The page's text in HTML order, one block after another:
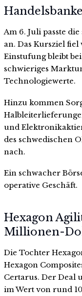
Am 6. Juli passte
an. Das Kursziel fiel
Einstufung bleibt
schwieriges
Technologiewerte.
Hinzu kommen
und
des schwedischen
nach.
Ein schwacher
operative Geschäft.
Hexagon
Millionen-
Die Tochter
Hexagon
Certarus. Der Deal
im Wert von rund